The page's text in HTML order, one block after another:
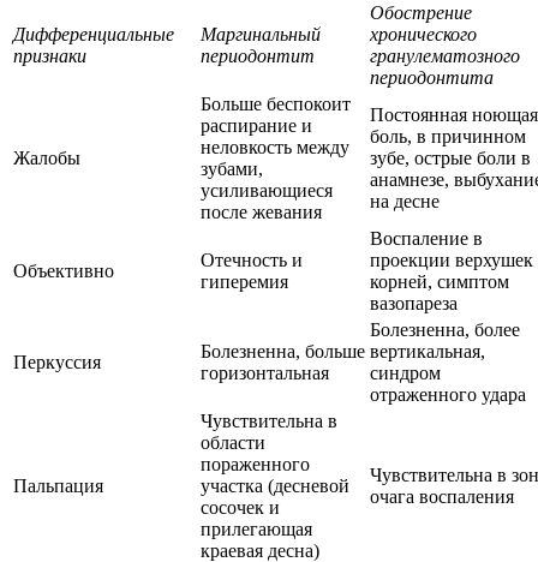
Дифференциальные
признаки
Маргинальный
периодонтит
Обострение
хронического
гранулематозного
периодонтита
Жалобы
Больше беспокоит
распирание и
неловкость между
зубами,
усиливающиеся
после жевания
Постоянная ноющая
боль, в причинном
зубе, острые боли в
анамнезе,
на десне
Объективно
Отечность и
гиперемия
Воспаление в
проекции верхушек
корней, симптом
вазопареза
Перкуссия
Болезненна, больше
горизонтальная
Болезненна, более
вертикальная,
синдром
отраженного удара
Пальпация
Чувствительна в
области
пораженного
участка (десневой
сосочек и
прилегающая
краевая десна)
Чувствительна в
очага воспаления